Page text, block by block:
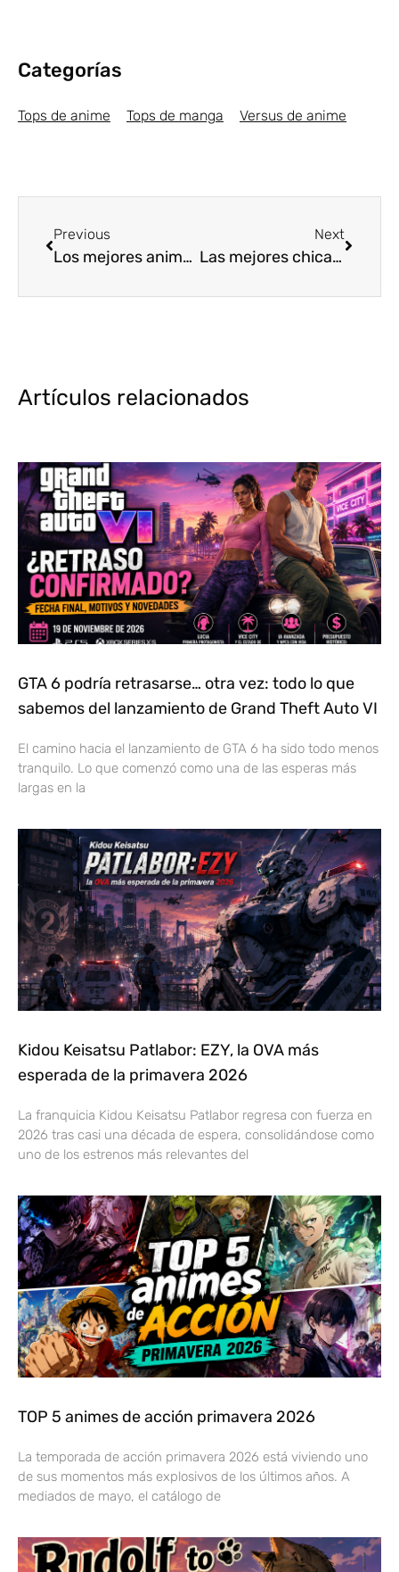
Categorías
Tops de anime Tops de manga Versus de anime
Previous
Los mejores animes de Magia Primavera 2018 [Top5]
Next
Las mejores chicas yandere del anime [Top5]
Artículos relacionados
GTA 6 podría retrasarse… otra vez: todo lo que
sabemos del lanzamiento de Grand Theft Auto VI
El camino hacia el lanzamiento de GTA 6 ha sido todo menos
tranquilo. Lo que comenzó como una de las esperas más
largas en la
Kidou Keisatsu Patlabor: EZY, la OVA más
esperada de la primavera 2026
La franquicia Kidou Keisatsu Patlabor regresa con fuerza en
2026 tras casi una década de espera, consolidándose como
uno de los estrenos más relevantes del
TOP 5 animes de acción primavera 2026
La temporada de acción primavera 2026 está viviendo uno
de sus momentos más explosivos de los últimos años. A
mediados de mayo, el catálogo de